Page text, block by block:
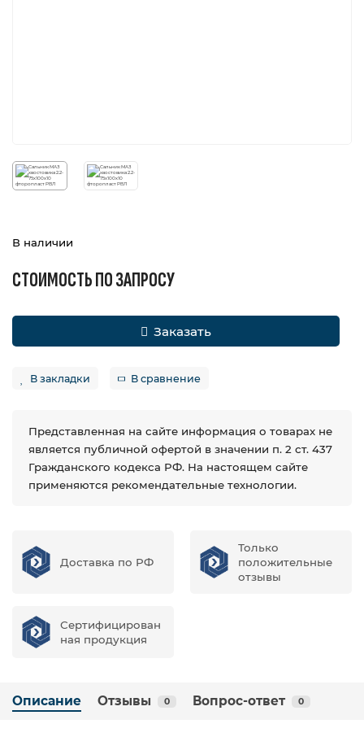
В наличии
СТОИМОСТЬ ПО ЗАПРОСУ
Заказать
В закладки В сравнение
Представленная на сайте информация о товарах не
является публичной офертой в значении п. 2 ст. 437
Гражданского кодекса РФ. На настоящем сайте
применяются рекомендательные технологии.
Доставка по РФ
Только
положительные
отзывы
Сертифицирован
ная продукция
Описание Отзывы 0 Вопрос-ответ 0